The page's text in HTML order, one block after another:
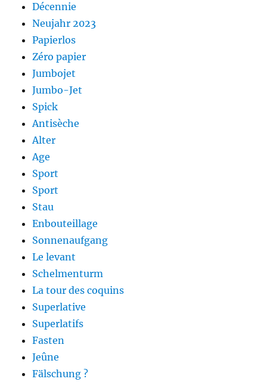
Décennie
Neujahr 2023
Papierlos
Zéro papier
Jumbojet
Jumbo-Jet
Spick
Antisèche
Alter
Age
Sport
Sport
Stau
Enbouteillage
Sonnenaufgang
Le levant
Schelmenturm
La tour des coquins
Superlative
Superlatifs
Fasten
Jeûne
Fälschung ?